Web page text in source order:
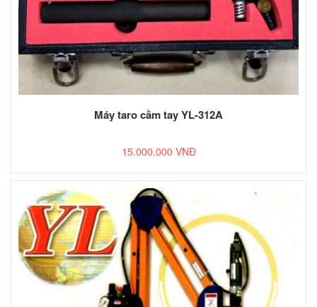
Máy taro cầm tay YL-312A
15.000.000 VNĐ